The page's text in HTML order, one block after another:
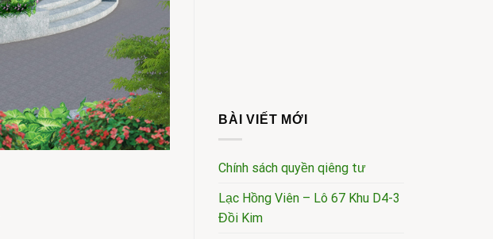
BÀI VIẾT MỚI
Chính sách quyền qiêng tư
Lạc Hồng Viên – Lô 67 Khu D4-3
Đồi Kim